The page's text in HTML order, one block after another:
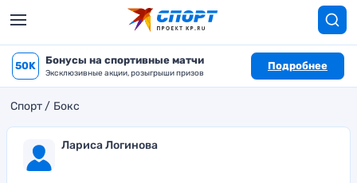
50K Бонусы на спортивные матчи
Эксклюзивные акции, розыгрыши призов
Подробнее
Спорт Бокс
Лариса Логинова